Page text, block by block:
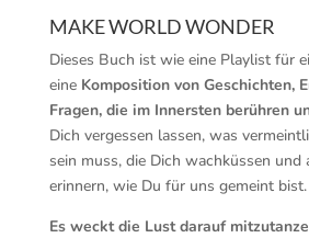
MAKE WORLD WONDER
Dieses Buch ist wie eine Playlist für
eine Komposition von Geschichten,
Fragen, die im Innersten berühren
Dich vergessen lassen, was
sein muss, die Dich wachküssen und
erinnern, wie Du für uns gemeint bist.
Es weckt die Lust darauf